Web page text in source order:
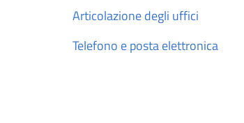
Articolazione degli uffici
Telefono e posta elettronica